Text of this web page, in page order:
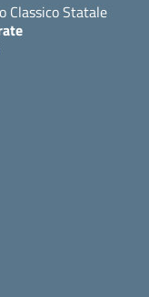
Classico Statale